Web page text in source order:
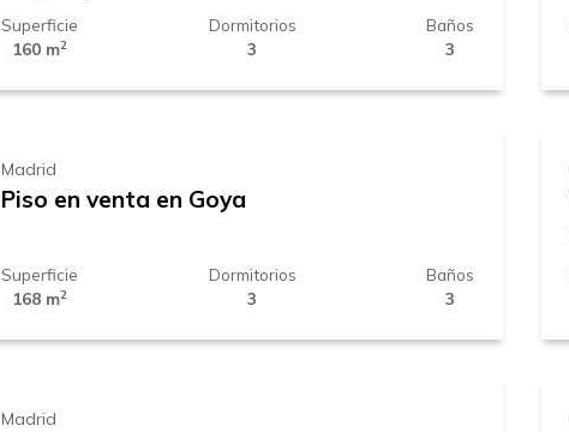
Superficie
160 m2
Dormitorios
3
Baños
3
2.289.000 €
Madrid
Piso en venta en Goya
Superficie
168 m2
Dormitorios
3
Baños
3
2.989.000 €
Madrid